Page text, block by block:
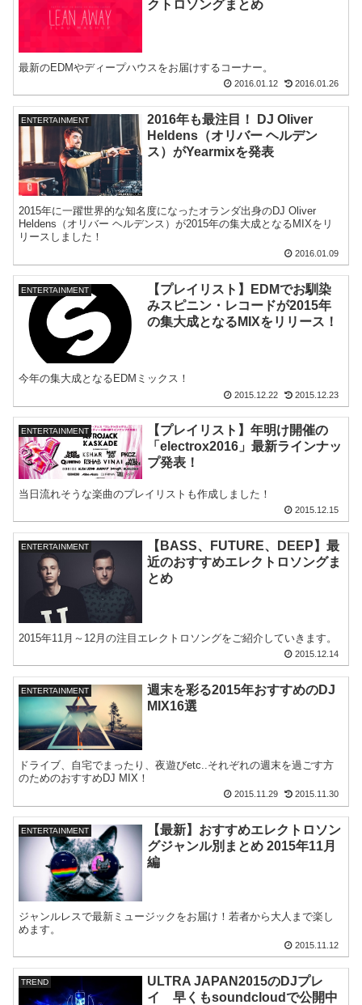
クトロソングまとめ
最新のEDMやディープハウスをお届けするコーナー。
2016.01.12 2016.01.26
ENTERTAINMENT
2016年も最注目！ DJ Oliver
Heldens（オリバー ヘルデン
ス）がYearmixを発表
2015年に一躍世界的な知名度になったオランダ出身のDJ Oliver
Heldens（オリバー ヘルデンス）が2015年の集大成となるMIXをリ
リースしました！
2016.01.09
ENTERTAINMENT
【プレイリスト】EDMでお馴染
みスピニン・レコードが2015年
の集大成となるMIXをリリース！
今年の集大成となるEDMミックス！
2015.12.22 2015.12.23
ENTERTAINMENT
【プレイリスト】年明け開催の
「electrox2016」最新ラインナッ
プ発表！
当日流れそうな楽曲のプレイリストも作成しました！
2015.12.15
ENTERTAINMENT
【BASS、FUTURE、DEEP】最
近のおすすめエレクトロソングま
とめ
2015年11月～12月の注目エレクトロソングをご紹介していきます。
2015.12.14
ENTERTAINMENT
週末を彩る2015年おすすめのDJ
MIX16選
ドライブ、自宅でまったり、夜遊びetc..それぞれの週末を過ごす方
のためのおすすめDJ MIX！
2015.11.29 2015.11.30
ENTERTAINMENT
【最新】おすすめエレクトロソン
グジャンル別まとめ 2015年11月
編
ジャンルレスで最新ミュージックをお届け！若者から大人まで楽し
めます。
2015.11.12
TREND
ULTRA JAPAN2015のDJプレ
イ 早くもsoundcloudで公開中